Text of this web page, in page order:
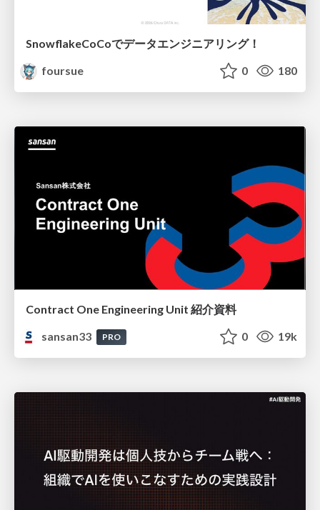
SnowflakeCoCoでデータエンジニアリング！
foursue
0 180
Contract One Engineering Unit 紹介資料
sansan33
PRO 0 19k